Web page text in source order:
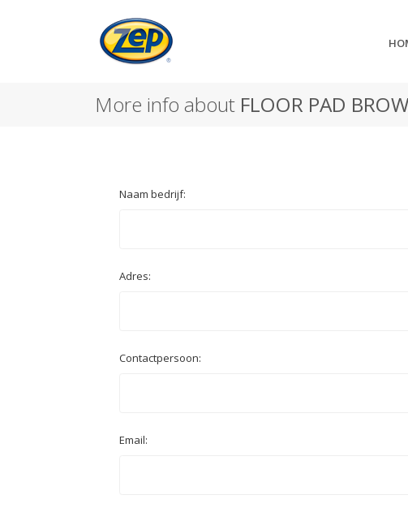
More info about FLOOR PAD
Naam bedrijf:
Adres:
Contactpersoon:
Email: